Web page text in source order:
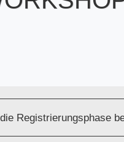
Registrierungsphase